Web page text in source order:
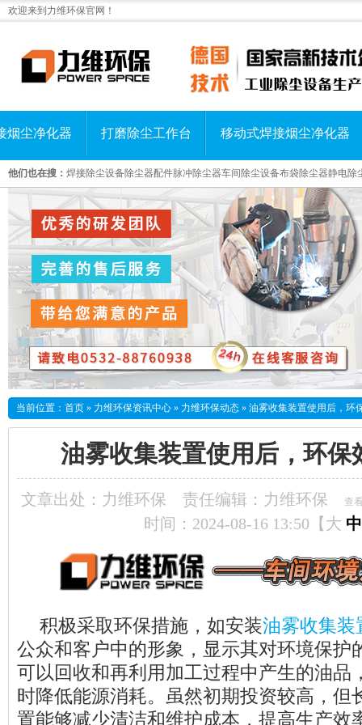
欢迎来到力维环保官网！
烟尘净化器 打磨除尘工作台 移动式焊接烟尘净化器
他们也在搜： 焊接除尘设备除尘器配件脉冲除尘器车间除尘设备布袋除尘器静电除
当前位置： 首页 » 力维环保资讯中心 » 力维环保动态 » 油雾收集装置使用后，环
油雾收集装置使用后，环保
文章出处：力维环保 责任编辑：力维环保 查
时间：2024-08-16 13:50【 大 中
积极采取环保措施，如安装油雾收集装
公众和客户中的形象，显示其对环境保护
可以回收和再利用加工过程中产生的油品
时降低能源消耗。虽然初期投资较高，但
置能够减少清洁和维护成本，提高生产效